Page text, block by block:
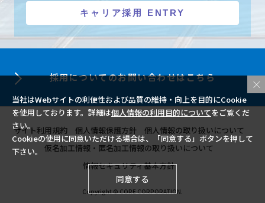
キャリア採用 ENTRY
採用についてのお問い合わせはこちら
サイト利用規約 個人情報保護方針
個人情報の取り扱いについて
仮名加工情報・匿名加工情報の取り扱いについて
情報セキュリティ基本方針
Copyright © CORE CORPORATION.
当社はWebサイトの利便性および品質の維持・向上を目的にCookie
を使用しております。詳細は個人情報の利用目的についてをご覧くだ
さい。
Cookieの使用に同意いただける場合は、「同意する」ボタンを押して
下さい。
同意する